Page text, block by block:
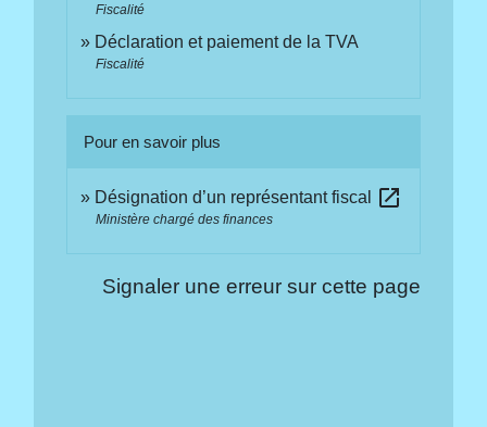
Fiscalité
Déclaration et paiement de la TVA
Fiscalité
Pour en savoir plus
Désignation d’un représentant fiscal open_in_new
Ministère chargé des finances
Signaler une erreur sur cette page